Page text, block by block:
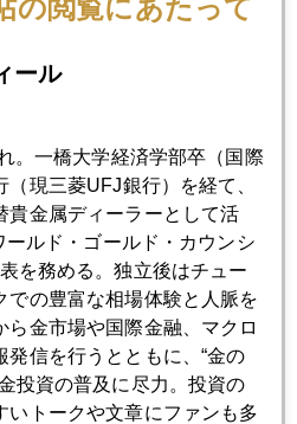
る。その１００メートルごと
の栄養分をタップリ摂って育
やさんが経営する店では、１０
だ北陸新幹線に乗ったことない
でも、ネット環境が悪いので、
るみたいね。上越新幹線でも、
ネル30 分近くで、ネットから遮
い。
北新幹線などで、車両ごとに座
、ｘｘＣとか把握しているこ
。
の閲覧にあたって
ール
。一橋大学経済学部卒（国際
現三菱UFJ銀行）を経て、
貴金属ディーラーとして活
ルド・ゴールド・カウンシ
を務める。独立後はチュー
での豊富な相場体験と人脈を
ら金市場や国際金融、マクロ
発信を行うとともに、“金の
投資の普及に尽力。投資の
いトークや文章にファンも多